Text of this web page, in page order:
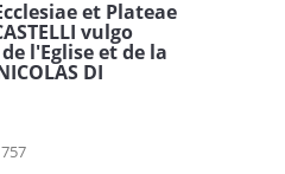
et Plateae
vulgo
l'Eglise et de la
DI